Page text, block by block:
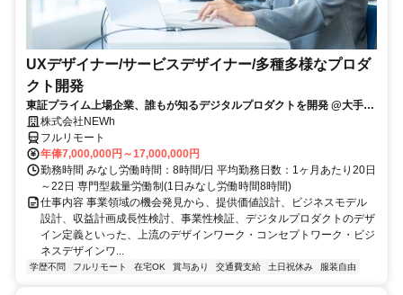
UXデザイナー/サービスデザイナー/多種多様なプロダ
クト開発
東証プライム上場企業、誰もが知るデジタルプロダクトを開発 @大手町
駅 株式会社NEWh
フルリモート
年俸7,000,000円～17,000,000円
勤務時間 みなし労働時間：8時間/日 平均勤務日数：1ヶ月あたり20日
～22日 専門型裁量労働制(1日みなし労働時間8時間)
仕事内容 事業領域の機会発見から、提供価値設計、ビジネスモデル
設計、収益計画成長性検討、事業性検証、デジタルプロダクトのデザ
イン定義といった、上流のデザインワーク・コンセプトワーク・ビジ
ネスデザインワ...
学歴不問 フルリモート 在宅OK 賞与あり 交通費支給 土日祝休み 服装自由